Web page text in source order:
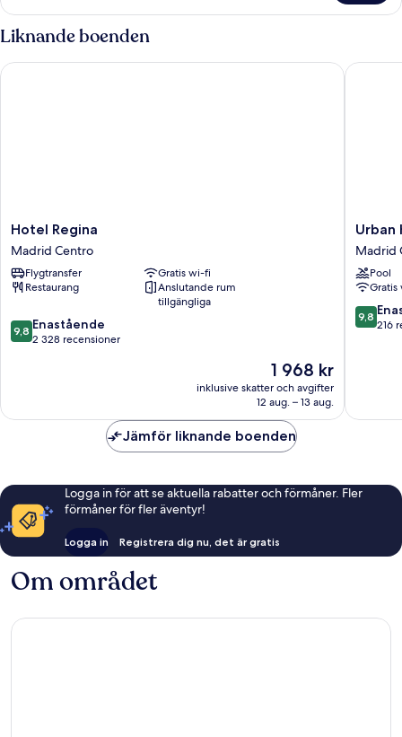
(Extra
Bed
3Liknande boenden
Hotel
Regina
Madrid
Centro
Hotel Regina
Madrid Centro
Flygtransfer
Gratis wi-fi
Restaurang
Anslutande rum
tillgängliga
9.8
av
9,8 Enastående
2 328 recensioner
Priset
är
1 968 kr
1 968 kr
inklusive skatter och avgifter
12 aug. – 13 aug.
Hotel Regina
Urban
Hive
Madrid
Madrid
Centro
Urban
Madrid
Pool
9.8
av
9,8
216
Urban
Jämför liknande boenden
Logga in för att se aktuella rabatter och förmåner. Fler
förmåner för fler äventyr!
Logga in Registrera dig nu, det är gratis
Om området